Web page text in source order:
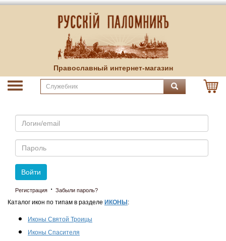
Православный интернет-магазин
Email
Пароль
Войти
Регистрация · Забыли пароль?
Каталог икон по типам в разделе ИКОНЫ :
Иконы Святой Троицы
Иконы Спасителя